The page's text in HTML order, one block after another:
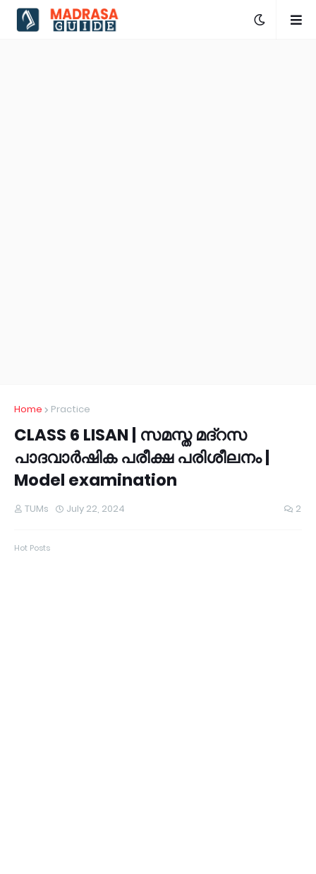
Home Practice
CLASS 6 LISAN | സമസ്ത മദ്റസ
പാദവാർഷിക പരീക്ഷ പരിശീലനം |
Model examination
TUMs July 22, 2024 2
Hot Posts